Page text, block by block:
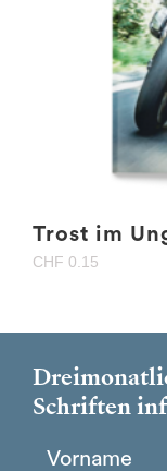
Trost im
CHF 0.15
Schriften